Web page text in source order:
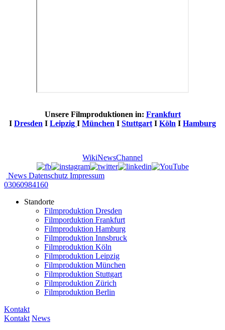
Unsere Filmproduktionen in: Frankfurt
I Dresden I Leipzig I München I Stuttgart I Köln I Hamburg
WikiNewsChannel
News Datenschutz Impressum
03060984160
Standorte
Filmproduktion Dresden
Filmporduktion Frankfurt
Filmproduktion Hamburg
Filmproduktion Innsbruck
Filmproduktion Köln
Filmproduktion Leipzig
Filmproduktion München
Filmproduktion Stuttgart
Filmproduktion Zürich
Filmproduktion Berlin
Kontakt
Kontakt News